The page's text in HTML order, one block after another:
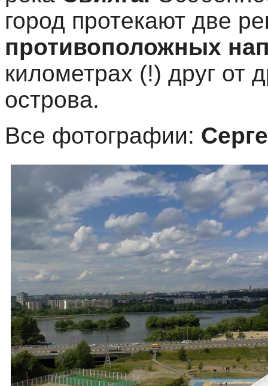
город протекают две
противоположных
километрах (!) друг от
острова.
Все фотографии: